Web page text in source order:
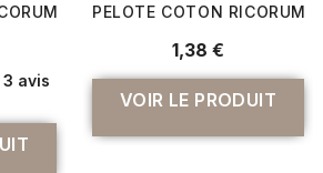
NEON DK 25 GR POUR
3 avis
PELOTE COTON RICORUMI
1,38 €
VOIR LE PRODUIT